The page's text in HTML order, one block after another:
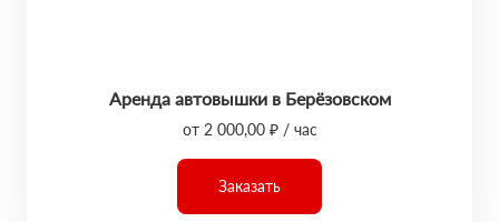
Аренда автовышки в Берёзовском
от 2 000,00 ₽ / час
Заказать